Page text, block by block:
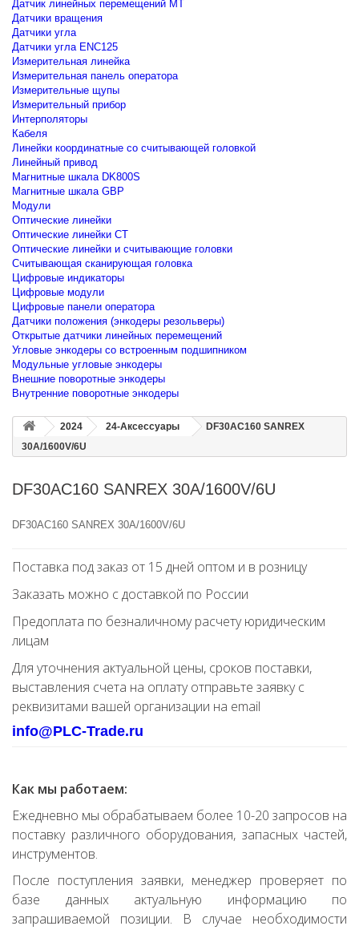
Датчик линейных перемещений MT
Датчики вращения
Датчики угла
Датчики угла ENC125
Измерительная линейка
Измерительная панель оператора
Измерительные щупы
Измерительный прибор
Интерполяторы
Кабеля
Линейки координатные со считывающей головкой
Линейный привод
Магнитные шкала DK800S
Магнитные шкала GBP
Модули
Оптические линейки
Оптические линейки CT
Оптические линейки и считывающие головки
Считывающая сканирующая головка
Цифровые индикаторы
Цифровые модули
Цифровые панели оператора
Датчики положения (энкодеры резольверы)
Открытые датчики линейных перемещений
Угловые энкодеры со встроенным подшипником
Модульные угловые энкодеры
Внешние поворотные энкодеры
Внутренние поворотные энкодеры
2024 24-Аксессуары
DF30AC160 SANREX
30A/1600V/6U
DF30AC160 SANREX 30A/1600V/6U
DF30AC160 SANREX 30A/1600V/6U
Поставка под заказ от 15 дней оптом и в розницу
Заказать можно с доставкой по России
Предоплата по безналичному расчету юридическим
лицам
Для уточнения актуальной цены, сроков поставки,
выставления счета на оплату отправьте заявку с
реквизитами вашей организации на email
info@PLC-Trade.ru
Как мы работаем:
Ежедневно мы обрабатываем более 10-20 запросов на
поставку различного оборудования, запасных частей,
инструментов.
После поступления заявки, менеджер проверяет по
базе данных актуальную информацию по
запрашиваемой позиции. В случае необходимости